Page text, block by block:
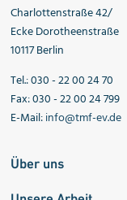
Charlottenstraße 42/
Ecke Dorotheenstraße
10117 Berlin
Tel.: 030 - 22 00 24 70
Fax: 030 - 22 00 24 799
E-Mail:info@tmf-ev.de
Über uns